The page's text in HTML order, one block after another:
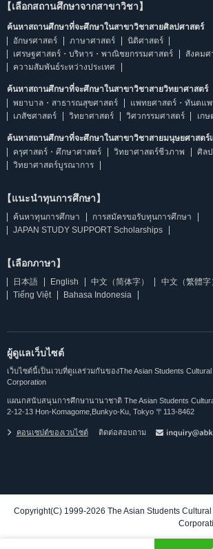
【เลือกสถานศึกษาจากสาขาวิชา】
ค้นหาสถานศึกษาที่จะศึกษาในสาขาวิชาสายศิลปศาสตร์
อักษรศาสตร์
ภาษาศาสตร์
นิติศาสตร์
เศรษฐศาสตร์・บริหาร・พาณิชยกรรมศาสตร์
สังคมศ
ความสัมพันธ์ระหว่างประเทศ
ค้นหาสถานศึกษาที่จะศึกษาในสาขาวิชาสายวิทยาศาสตร์
พยาบาล・สาธารณสุขศาสตร์
แพทยศาสตร์・ทันตแ
เภสัชศาสตร์
วิทยาศาสตร์ วิศวกรรมศาสตร์ เก
ค้นหาสถานศึกษาที่จะศึกษาในสาขาวิชาสายมนุษยศาสตร์
ครุศาสตร์・ศึกษาศาสตร์
วิทยาศาสตร์ชีวภาพ
ศิล
วิทยาศาสตร์บูรณาการ
【แนะนำทุนการศึกษา】
ค้นหาทุนการศึกษา
การสมัครขอรับทุนการศึกษา
JAPAN STUDY SUPPORT Scholarships
【เลือกภาษา】
日本語 English 中文（简体字） 中文（繁體字
Tiếng Việt
Bahasa Indonesia
ผู้ดูแลเว็บไซต์
เว็บไซต์นี้เป็นเวบที่ดูแลร่วมกันของThe Asian Students Cultural
Corporation
แผนกสนับสนุนการศึกษานานาชาติ The Asian Students
2-12-13 Hon-Komagome,Bunkyo-Ku, Tokyo 〒113-8462
คอนเซปต์ของเวบไซต์ ติดต่อสอบถาม
Copyright(C) 1999-2026 The Asian Students